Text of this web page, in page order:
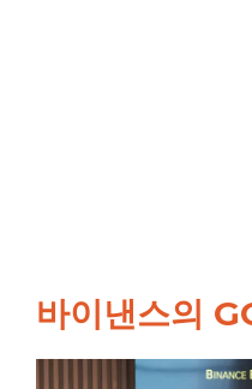
바이낸스의